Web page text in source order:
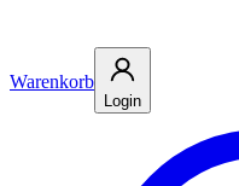
Warenkorb
Login